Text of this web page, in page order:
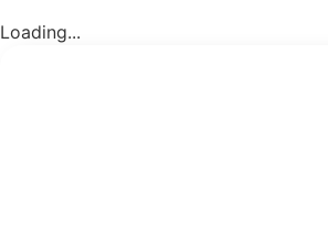
Loading...